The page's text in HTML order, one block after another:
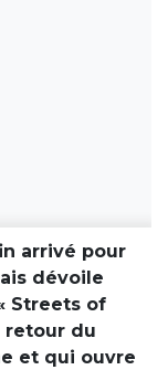
arrivé pour
dévoile
Streets of
retour du
et qui ouvre